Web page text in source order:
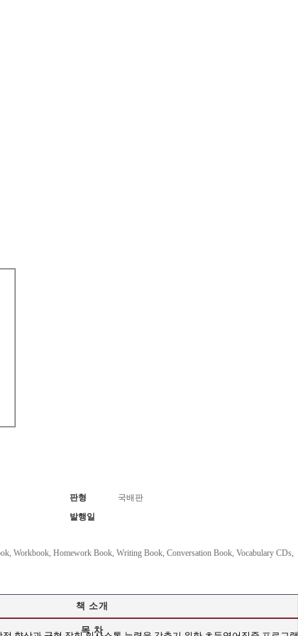
판형
국배판
발행일
Workbook, Homework Book, Writing Book, Conversation Book, Vocabulary CDs,
책 소개
목 차